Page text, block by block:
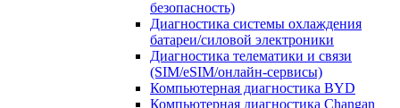
безопасность)
Диагностика системы охлаждения
батареи/силовой электроники
Диагностика телематики и связи
(SIM/eSIM/онлайн-сервисы)
Компьютерная диагностика BYD
Компьютерная диагностика Changan